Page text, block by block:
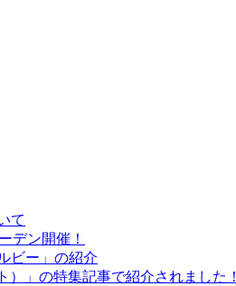
て
デン開催！
ビー」の紹介
）」の特集記事で紹介されました！